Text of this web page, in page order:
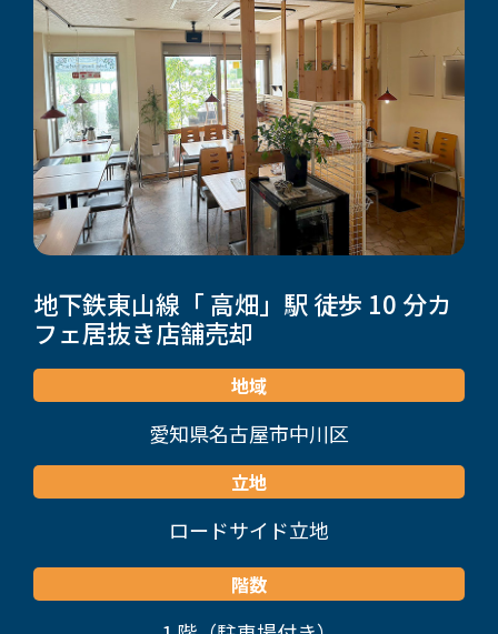
地下鉄東山線「 高畑」駅 徒歩 10 分カ
フェ居抜き店舗売却
地域
愛知県名古屋市中川区
立地
ロードサイド立地
階数